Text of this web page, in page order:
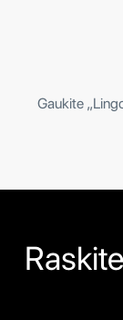
Gaukite